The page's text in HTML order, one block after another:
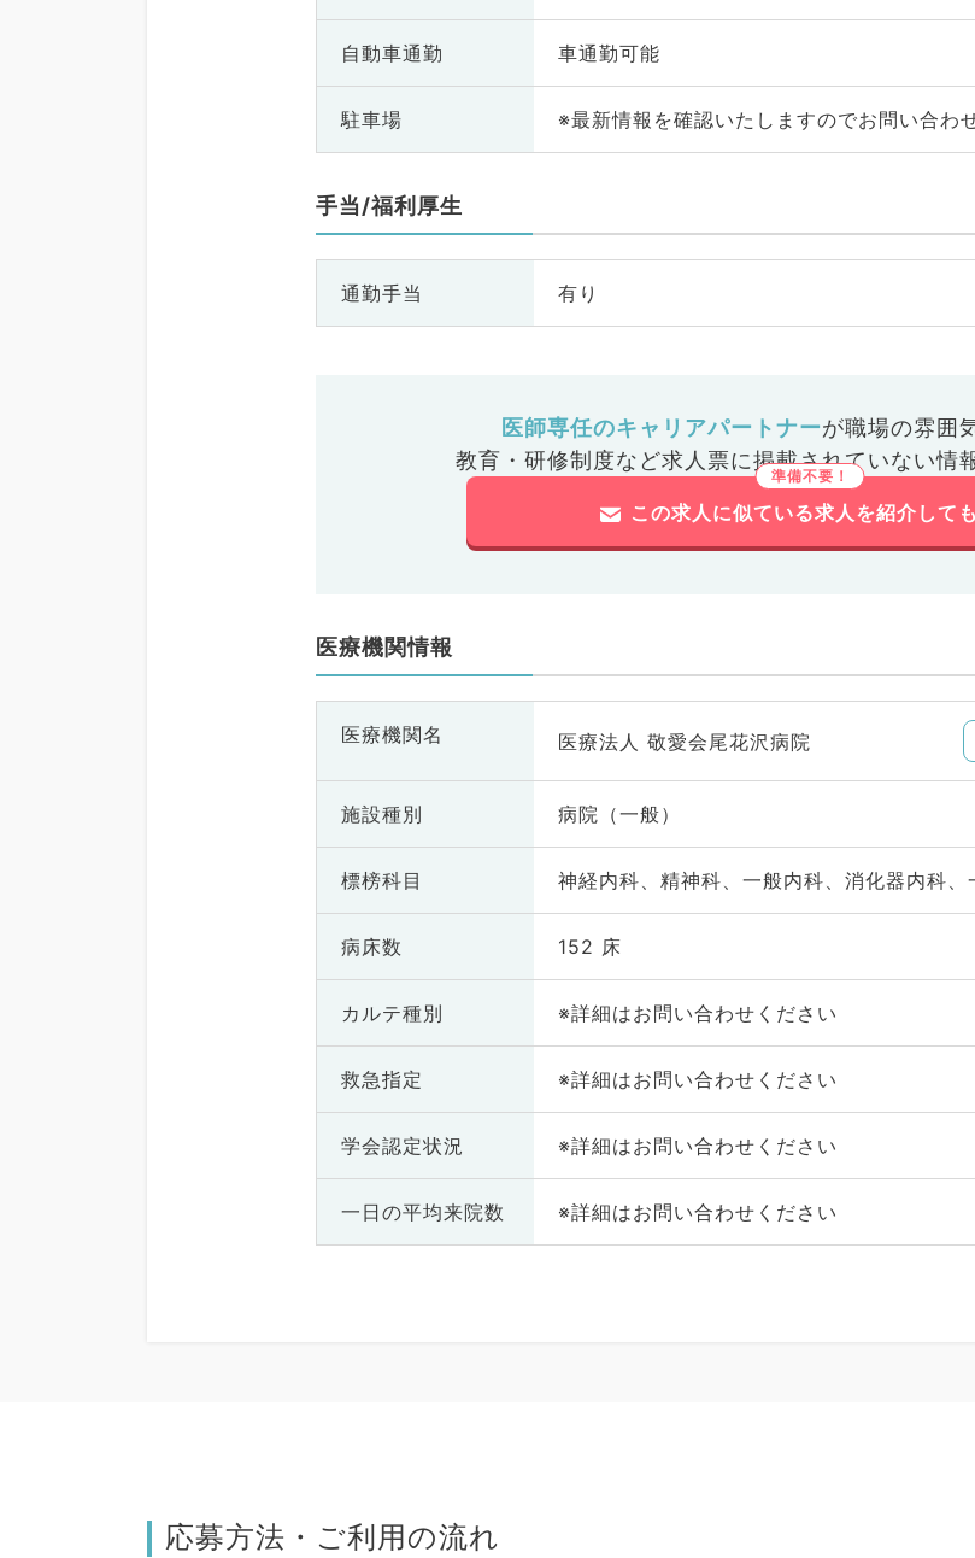
自動車通勤 車通勤可能
駐車場 ※最新情報を確認いたしますのでお問い合わ
手当/福利厚生
通勤手当 有り
医師専任のキャリアパートナーが職場の雰囲
教育・研修制度など求人票に掲載されていない情
この求人に似ている求人を紹介して
医療機関情報
医療機関名 医療法人 敬愛会尾花沢病院
施設種別 病院（一般）
標榜科目 神経内科、精神科、一般内科、消化器内科、
病床数 152 床
カルテ種別 ※詳細はお問い合わせください
救急指定 ※詳細はお問い合わせください
学会認定状況 ※詳細はお問い合わせください
一日の平均来院数 ※詳細はお問い合わせください
応募方法・ご利用の流れ